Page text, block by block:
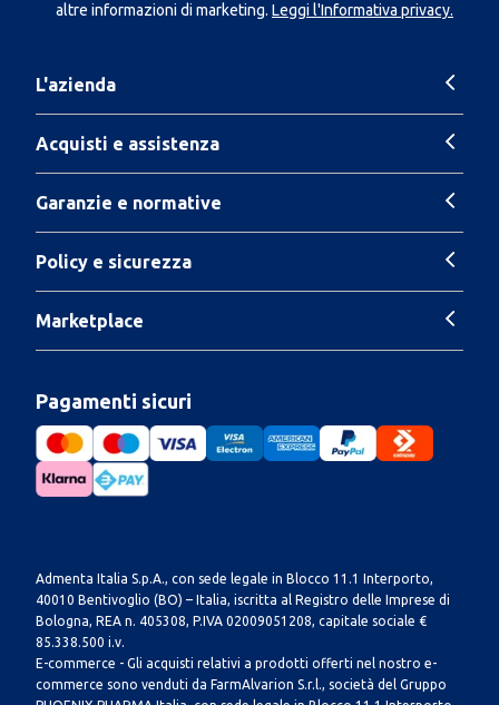
altre informazioni di marketing. Leggi l'Informativa privacy.
L'azienda
Acquisti e assistenza
Garanzie e normative
Policy e sicurezza
Marketplace
Pagamenti sicuri
Admenta Italia S.p.A., con sede legale in Blocco 11.1 Interporto,
40010 Bentivoglio (BO) – Italia, iscritta al Registro delle Imprese di
Bologna, REA n. 405308, P.IVA 02009051208, capitale sociale €
85.338.500 i.v.
E-commerce - Gli acquisti relativi a prodotti offerti nel nostro e-
commerce sono venduti da FarmAlvarion S.r.l., società del Gruppo